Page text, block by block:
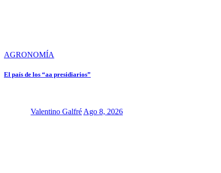
AGRONOMÍA
El país de los “aa presidiarios”
Valentino Galfré Ago 8, 2026